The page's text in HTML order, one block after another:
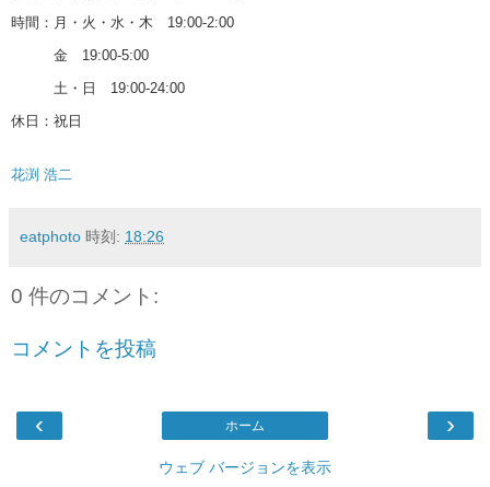
時間：月・火・水・木 19:00-2:00
金 19:00-5:00
土・日 19:00-24:00
休日：祝日
花渕 浩二
eatphoto 時刻: 18:26
0 件のコメント:
コメントを投稿
‹ ›
ホーム
ウェブ バージョンを表示